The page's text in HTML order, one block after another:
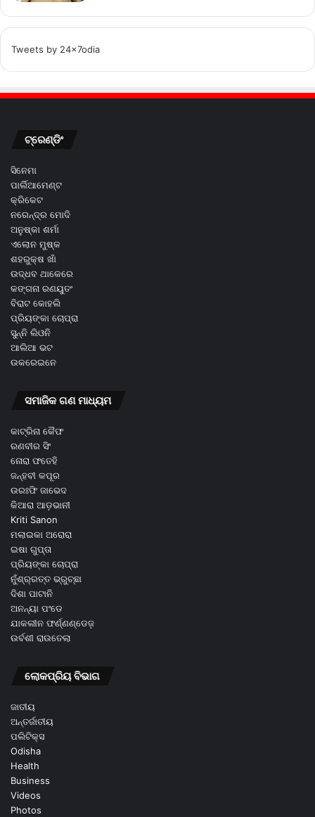
Tweets by 24x7odia
ଟ୍ରେଣ୍ଡିଂ
ସିନେମା
ପାର୍ଲିଆମେଣ୍ଟ
କ୍ରିକେଟ
ନରେନ୍ଦ୍ର ମୋଦି
ଅନୁଷ୍କା ଶର୍ମା
ଏଲୋନ ମୁଷ୍କ
ଶହରୁକ୍ଷ ଖାଁ
ଉଦ୍ଧବ ଥାକେରେ
କଙ୍ଗନା ରଣୟୁତଂ
ବିରାଟ କୋହଲି
ପ୍ରିୟଙ୍କା ଚୋପ୍ରା
ସୁନ୍ନି ଲିଓନି
ଆଲିଆ ଭଟ
ଉକରେଇନେ
ସମାଜିକ ଗଣ ମାଧ୍ୟମ
କାଟ୍ରିନା କୈଫ
ରଣବୀର ସିଂ
ନୋରା ଫତେହି
ଜନ୍ହବୀ କପୂର
ଉରଃଫି ଜାଭେଦ
କିଆରା ଆଡ଼ଭାନୀ
Kriti Sanon
ମଲାଇକା ଅରୋରା
ଇଷା ଗୁପ୍ତା
ପ୍ରିୟଙ୍କା ଚୋପ୍ରା
ନୁଁଶ୍ର୍ରତ୍ତ ଭ୍ରୁଚ୍ଛା
ଦିଶା ପାଟାନି
ଅନନ୍ୟା ପଂଡେ
ଯାକଲୀନ ଫର୍ଣ୍ଣଣ୍ଡେଜ଼
ଉର୍ବଶୀ ରାଉତେଲା
ଲୋକପ୍ରିୟ ବିଭାଗ
ଜାତୀୟ
ଅନ୍ତର୍ଜାତୀୟ
ପଲିଟିକ୍ସ
Odisha
Health
Business
Videos
Photos